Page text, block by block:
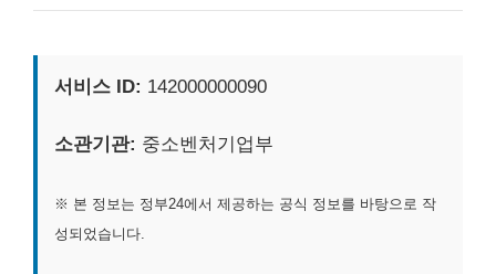
서비스 ID: 142000000090
소관기관: 중소벤처기업부
※ 본 정보는 정부24에서 제공하는 공식 정보를 바탕으로 작
성되었습니다.